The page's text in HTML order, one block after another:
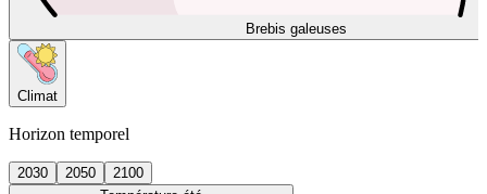
Brebis galeuses
Climat
Horizon temporel
2030 2050
2100